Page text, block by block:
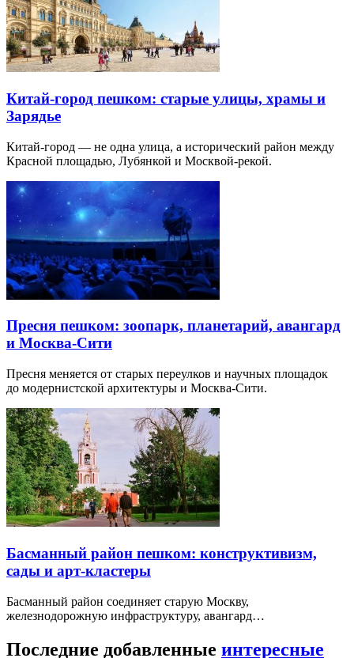
Китай-город пешком: старые улицы, храмы и
Зарядье
Китай-город — не одна улица, а исторический район между
Красной площадью, Лубянкой и Москвой-рекой.
Пресня пешком: зоопарк, планетарий, авангард
и Москва-Сити
Пресня меняется от старых переулков и научных площадок
до модернистской архитектуры и Москва-Сити.
Басманный район пешком: конструктивизм,
сады и арт-кластеры
Басманный район соединяет старую Москву,
железнодорожную инфраструктуру, авангард…
Последние добавленные интересные